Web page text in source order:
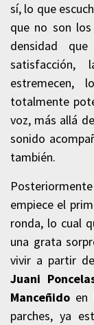
sí, lo que
que no son los
densidad
estremecen,
totalmente
voz, más allá
sonido
también.
empiece el
ronda, lo cual
una grata
vivir a partir
Juani
Manceñido en
parches, ya